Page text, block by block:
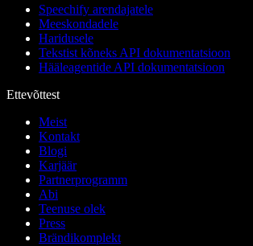
Speechify arendajatele
Meeskondadele
Haridusele
Tekstist kõneks API dokumentatsioon
Hääleagentide API dokumentatsioon
Ettevõttest
Meist
Kontakt
Blogi
Karjäär
Partnerprogramm
Abi
Teenuse olek
Press
Brändikomplekt